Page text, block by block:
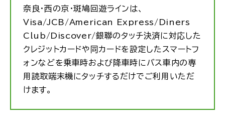
奈良・西の京・斑鳩回遊ラインは、
Visa/JCB/American Express/Diners
Club/Discover/銀聯のタッチ決済に対応した
クレジットカードや同カードを設定したスマートフ
ォンなどを乗車時および降車時にバス車内の専
用読取端末機にタッチするだけでご利用いただ
けます。